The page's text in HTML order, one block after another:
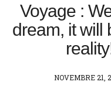
Voyage :
dream, it will
POSTED
NOVEMBRE 21,